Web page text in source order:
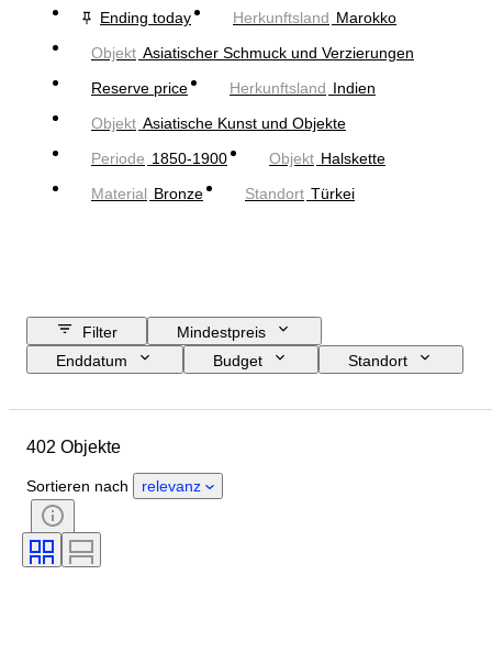
Ending today
Herkunftsland Marokko
Objekt Asiatischer Schmuck und Verzierungen
Reserve price
Herkunftsland Indien
Objekt Asiatische Kunst und Objekte
Periode 1850-1900 Objekt Halskette
Material Bronze Standort Türkei
Filter
Mindestpreis
Enddatum
Budget
Standort
Material
Periode
Zertifikat
Thema
Technik
Auflage
402 Objekte
Sortieren nach relevanz